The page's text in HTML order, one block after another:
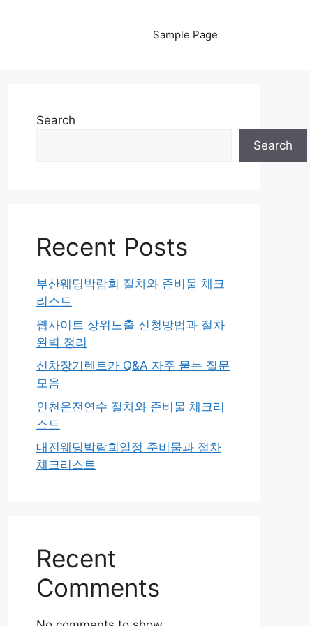
Sample Page
Search
Search
Recent Posts
부산웨딩박람회 절차와 준비물 체크
리스트
웹사이트 상위노출 신청방법과 절차
완벽 정리
신차장기렌트카 Q&A 자주 묻는 질문
모음
인천운전연수 절차와 준비물 체크리
스트
대전웨딩박람회일정 준비물과 절차
체크리스트
Recent
Comments